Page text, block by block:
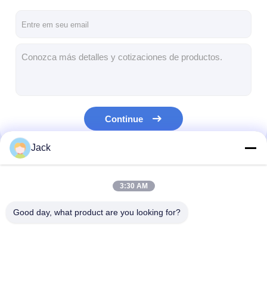
assoalho que está o signage digital do lcd
Exposição do LCD da barra
Sinalização digital portátil
Ecrã LCD transparente
Continue
Nossas Categorias
Jack
3:30 AM
Good day, what product are you looking for?